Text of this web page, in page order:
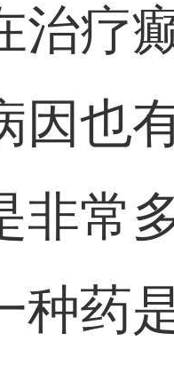
治疗
因也
非常
种药